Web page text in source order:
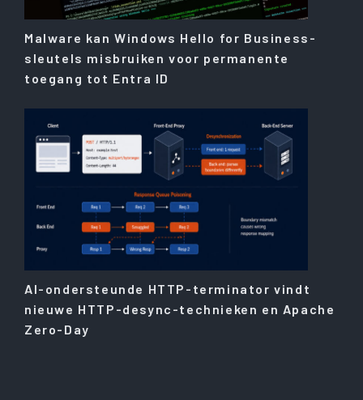
Malware kan Windows Hello for Business-
sleutels misbruiken voor permanente
toegang tot Entra ID
AI-ondersteunde HTTP-terminator vindt
nieuwe HTTP-desync-technieken en Apache
Zero-Day